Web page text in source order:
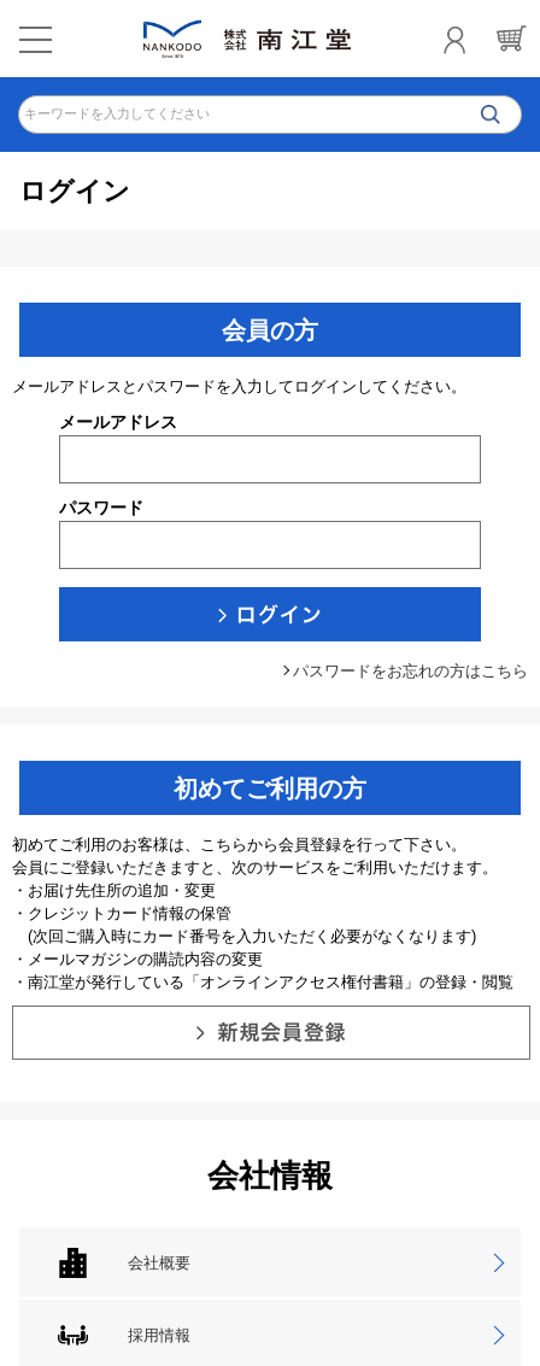
キーワードを入力してください
ログイン
会員の方
メールアドレスとパスワードを入力してログインしてください。
メールアドレス
パスワード
パスワードをお忘れの方はこちら
初めてご利用の方
初めてご利用のお客様は、こちらから会員登録を行って下さい。
会員にご登録いただきますと、次のサービスをご利用いただけます。
・お届け先住所の追加・変更
・クレジットカード情報の保管
(次回ご購入時にカード番号を入力いただく必要がなくなります)
・メールマガジンの購読内容の変更
・南江堂が発行している「オンラインアクセス権付書籍」の登録・閲覧
会社情報
会社概要
採用情報